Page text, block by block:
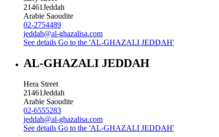
21461Jeddah
Arabie Saoudite
02-2754489
jeddah@al-ghazalisa.com
See details Go to the 'AL-GHAZALI JEDDAH'
AL-GHAZALI JEDDAH
Hera Street
21461Jeddah
Arabie Saoudite
02-6555283
jeddah@al-ghazalisa.com
See details Go to the 'AL-GHAZALI JEDDAH'